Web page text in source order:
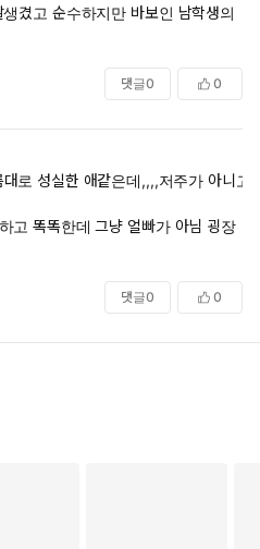
겼고 순수하지만 바보인 남학생의
댓글0 0
로 성실한 애같은데,,,,저주가 아니고
고 똑똑한데 그냥 얼빠가 아님 굉장
워요 이 작품보다 크로마티 고교가 더
댓글0 0